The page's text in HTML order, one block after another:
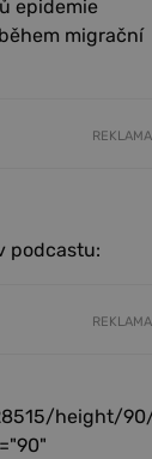
epidemie
migrační
REKLAMA
podcastu:
REKLAMA
height/